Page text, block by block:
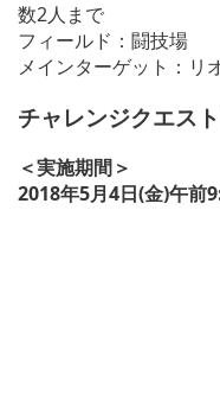
数2人まで
フィールド：闘技場
メインターゲット：リ
チャレンジクエス
＜実施期間＞
2018年5月4日(金)午前